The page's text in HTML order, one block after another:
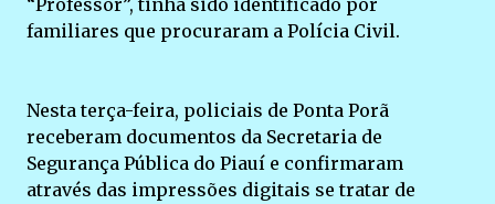
“Professor”, tinha sido identificado por
familiares que procuraram a Polícia Civil.
Nesta terça-feira, policiais de Ponta Porã
receberam documentos da Secretaria de
Segurança Pública do Piauí e confirmaram
através das impressões digitais se tratar de